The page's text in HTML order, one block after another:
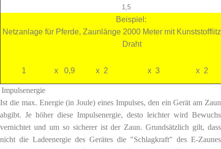
1,5
Beispiel:
Netzanlage für Pferde, Zaunlänge 2000 Meter mit
Draht
1 x 0,9 x 2 x 3 x 2
Impulsenergie
Ist die max. Energie (in Joule) eines Impulses, den ein Gerät am Zaun
abgibt. Je höher diese Impulsenergie, desto leichter wird Bewuchs
vernichtet und um so sicherer ist der Zaun. Grundsätzlich gilt, dass
nicht die Ladeenergie des Gerätes die "Schlagkraft" des E-Zaunes